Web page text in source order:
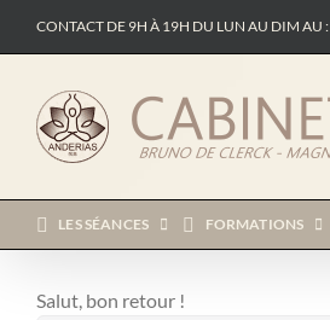
CONTACT DE 9H À 19H DU LUN AU DIM AU :
LES SÉANCES FORMATIONS
Salut, bon retour !